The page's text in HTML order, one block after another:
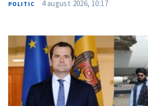
POLITIC 4 august 2026, 10:17